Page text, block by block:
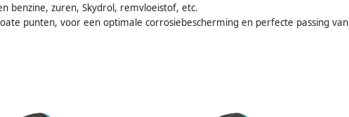
benzine, zuren, Skydrol, remvloeistof, etc.
punten, voor een optimale corrosiebescherming en perfecte passing van